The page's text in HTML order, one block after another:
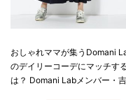
おしゃれママが集うDomani
のデイリーコーデにマッチす
は？ Domani Labメンバー・